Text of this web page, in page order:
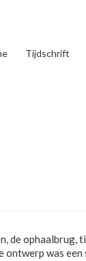
Tijdschrift
de
was